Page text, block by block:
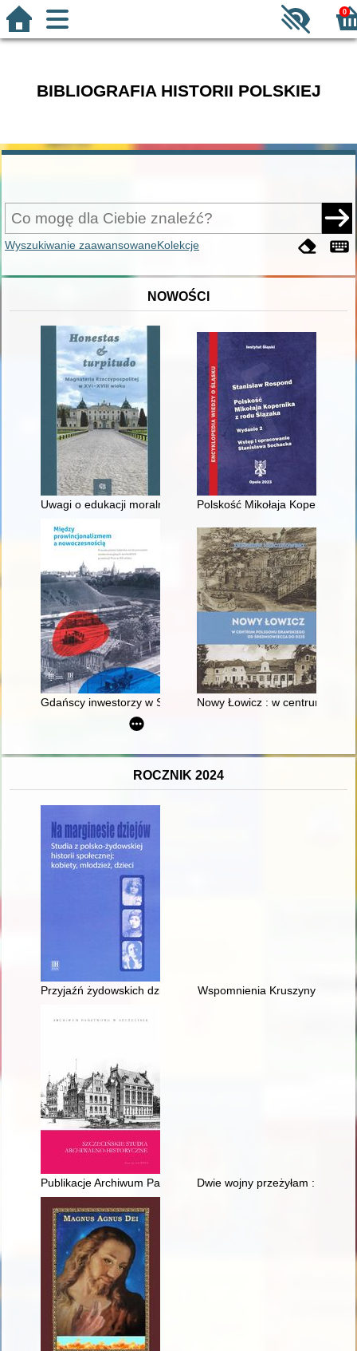
0
BIBLIOGRAFIA HISTORII POLSKIEJ
Wyszukiwanie zaawansowaneKolekcje
NOWOŚCI
Uwagi o edukacji moralnej synów szlacheckich w XVI-
Polskość Mikołaja Kopernika z
Gdańscy inwestorzy w Sopocie : prestiż finansowy i
Nowy Łowicz : w centrum
ROCZNIK 2024
Przyjaźń żydowskich dziewcząt w Polsce w okresie
Wspomnienia Kruszyny
Publikacje Archiwum Państwowego w Szczecinie w 2022 roku
Dwie wojny przeżyłam :